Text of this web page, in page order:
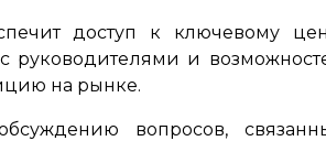
доступ к ключевому
руководителями и
на рынке.
обсуждению вопросов,